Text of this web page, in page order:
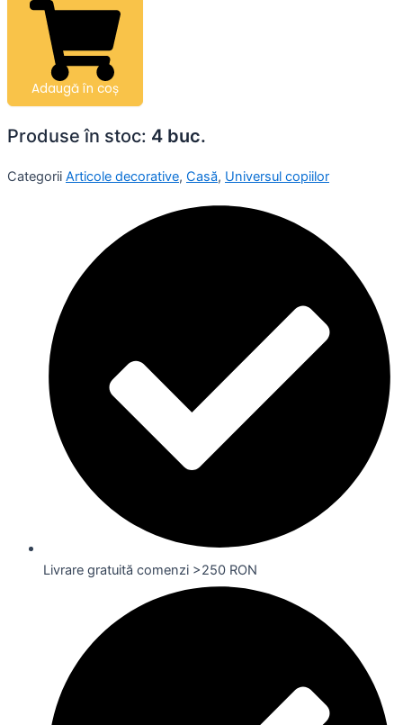
Adaugă în coș
Produse în stoc: 4 buc.
Categorii Articole decorative, Casă, Universul copiilor
Livrare gratuită comenzi >250 RON